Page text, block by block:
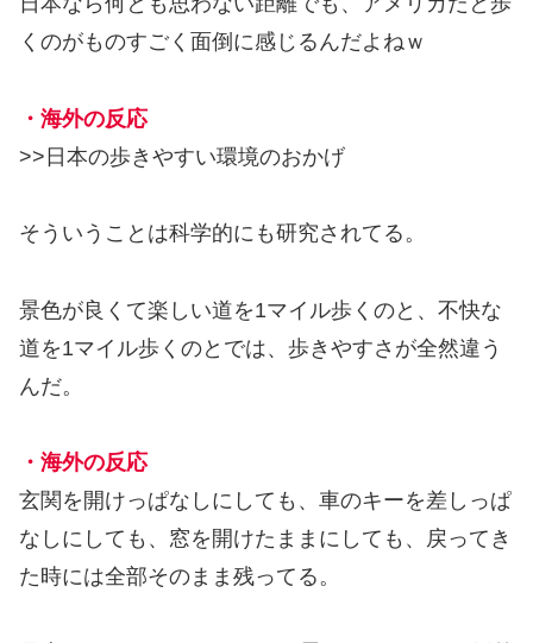
くのがものすごく面倒に感じるんだよねｗ
・海外の反応
>>日本の歩きやすい環境のおかげ
そういうことは科学的にも研究されてる。
景色が良くて楽しい道を1マイル歩くのと、不快な
道を1マイル歩くのとでは、歩きやすさが全然違う
んだ。
・海外の反応
玄関を開けっぱなしにしても、車のキーを差しっぱ
なしにしても、窓を開けたままにしても、戻ってき
た時には全部そのまま残ってる。